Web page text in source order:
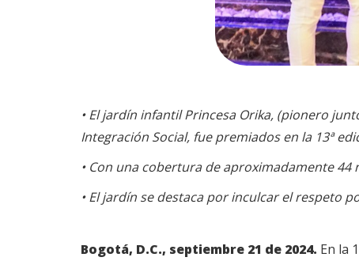
• El jardín infantil Princesa Orika, (pionero
Integración Social, fue premiados en la 13ª
• Con una cobertura de aproximadamente
• El jardín se destaca por inculcar el respeto
Bogotá, D.C., septiembre 21 de 2024. En la